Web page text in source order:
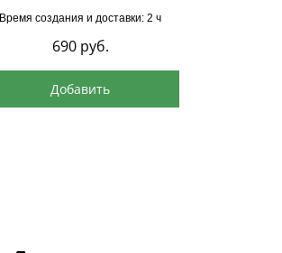
Время создания и доставки: 2 ч
690 руб.
Добавить